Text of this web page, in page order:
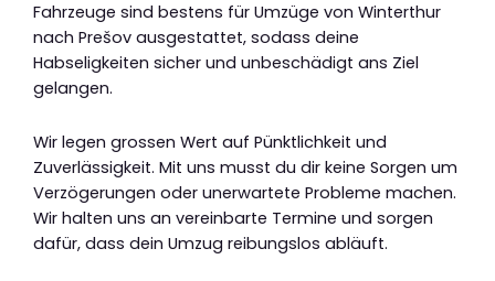
Fahrzeuge sind bestens für Umzüge von Winterthur
nach Prešov ausgestattet, sodass deine
Habseligkeiten sicher und unbeschädigt ans Ziel
gelangen.
Wir legen grossen Wert auf Pünktlichkeit und
Zuverlässigkeit. Mit uns musst du dir keine Sorgen um
Verzögerungen oder unerwartete Probleme machen.
Wir halten uns an vereinbarte Termine und sorgen
dafür, dass dein Umzug reibungslos abläuft.